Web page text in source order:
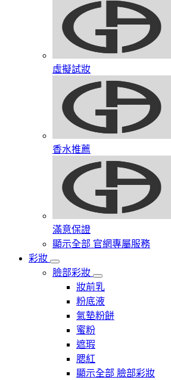
虛擬試妝
香水推薦
滿意保證
顯示全部 官網專屬服務
彩妝
臉部彩妝
妝前乳
粉底液
氣墊粉餅
蜜粉
遮瑕
腮紅
顯示全部 臉部彩妝